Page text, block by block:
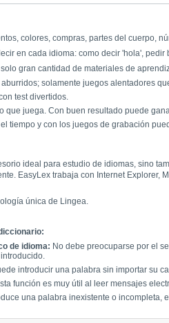
colores, compras, partes del cuerpo,
en cada idioma: como decir 'hola',
gran cantidad de materiales de
solamente juegos alentadores
test divertidos.
que juega. Con buen resultado puede
tiempo y con los juegos de grabación
ideal para estudio de idiomas, sino
EasyLex trabaja con Internet Explorer,
única de Lingea.
de idioma: No debe preocuparse por el
introducir una palabra sin importar su
función es muy útil al leer mensajes
una palabra inexistente o incompleta,